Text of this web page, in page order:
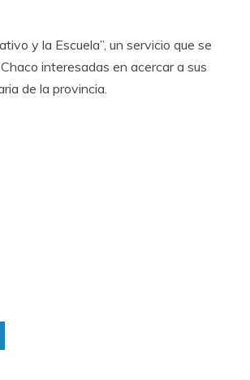
y la Escuela”, un servicio que se
interesadas en acercar a sus
de la provincia.